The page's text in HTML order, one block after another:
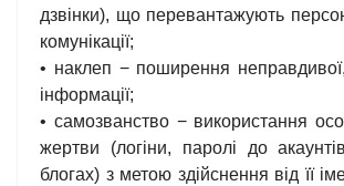
дзвінки), що перевантажують
комунікації;
• наклеп − поширення
інформації;
• самозванство − використання
жертви (логіни, паролі до
блогах) з метою здійснення від її